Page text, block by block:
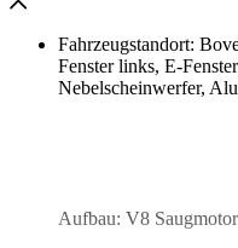
Fahrzeugstandort:
Fenster links, E-
Nebelscheinwerfer,
Aufbau: V8 Saugmotor